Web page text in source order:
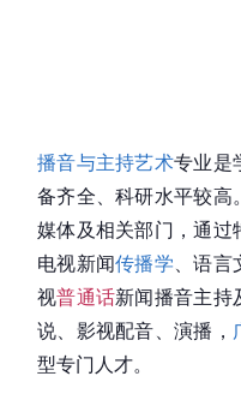
播音与主持艺术专业是
备齐全、科研水平较高
媒体及相关部门，通过
电视新闻传播学、语言
视普通话新闻播音主持
说、影视配音、演播，
型专门人才。